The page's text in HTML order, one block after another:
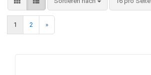
1 2 »